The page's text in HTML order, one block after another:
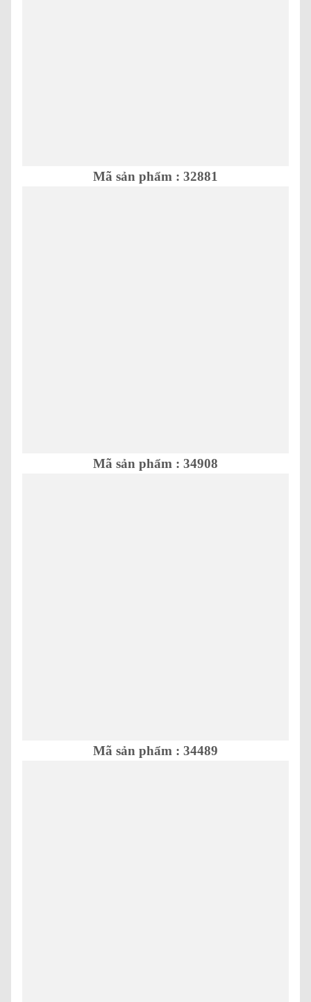
Mã sản phẩm : 32881
Mã sản phẩm : 34908
Mã sản phẩm : 34489